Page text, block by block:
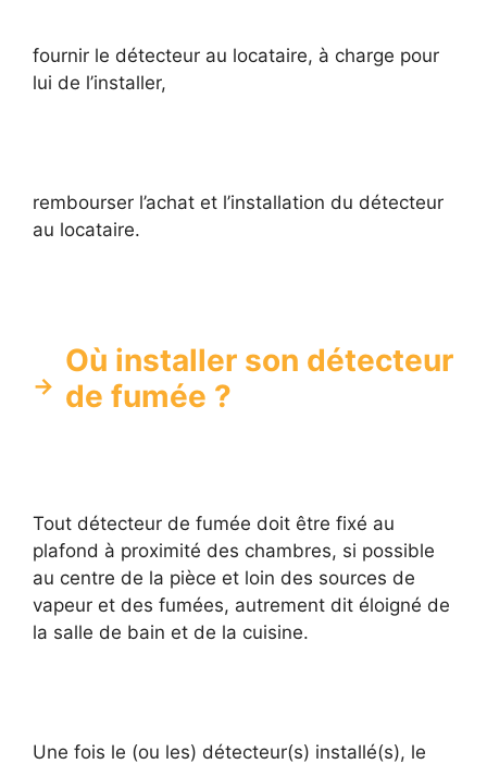
fournir le détecteur au locataire, à charge pour
lui de l’installer,
rembourser l’achat et l’installation du détecteur
au locataire.
Où installer son détecteur
de fumée ?
Tout détecteur de fumée doit être fixé au
plafond à proximité des chambres, si possible
au centre de la pièce et loin des sources de
vapeur et des fumées, autrement dit éloigné de
la salle de bain et de la cuisine.
Une fois le (ou les) détecteur(s) installé(s), le